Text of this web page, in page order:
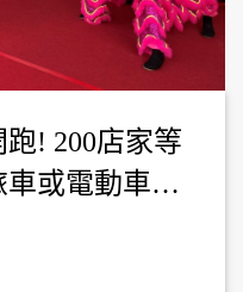
! 200店家等
車或電動車…